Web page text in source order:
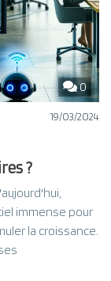
0
19/03/2024
?
immense pour
la croissance.